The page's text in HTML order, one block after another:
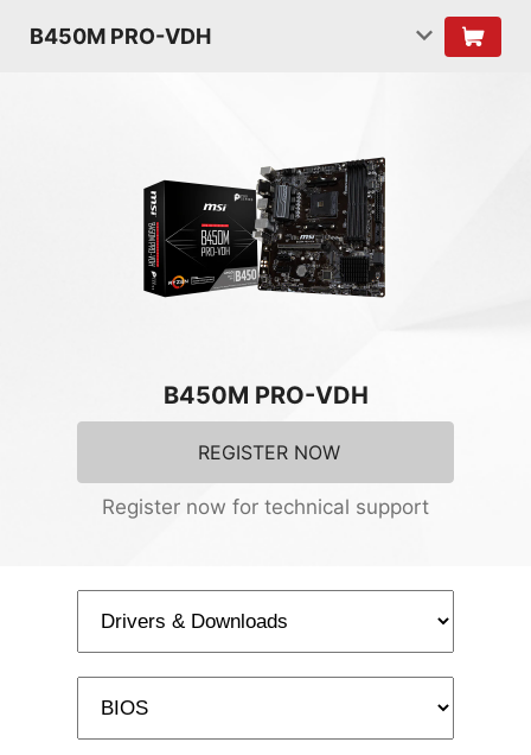
B450M PRO-VDH
B450M PRO-VDH
REGISTER NOW
Register now for technical support